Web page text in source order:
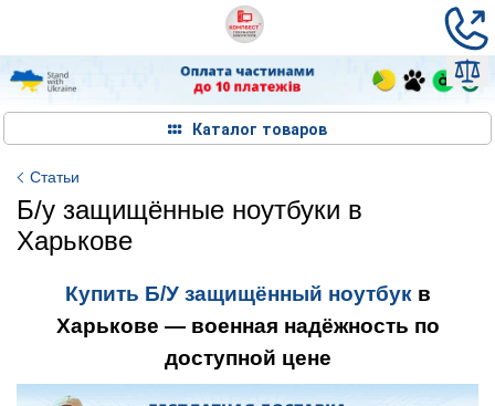
Каталог товаров
Статьи
Б/у защищённые ноутбуки в
Харькове
Купить Б/У защищённый ноутбукв
Харькове — военная надёжность по
доступной цене